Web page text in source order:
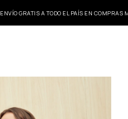
ENVÍO GRATIS A TODO EL PAÍS EN